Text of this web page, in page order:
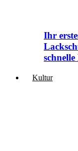
Ihr
schnelle
Kultur